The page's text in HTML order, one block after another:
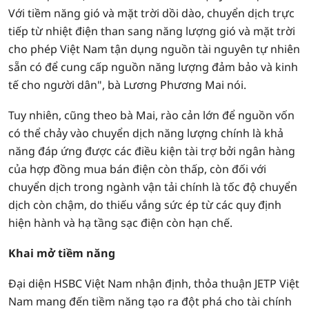
Với tiềm năng gió và mặt trời dồi dào, chuyển dịch trực
tiếp từ nhiệt điện than sang năng lượng gió và mặt trời
cho phép Việt Nam tận dụng nguồn tài nguyên tự nhiên
sẵn có để cung cấp nguồn năng lượng đảm bảo và kinh
tế cho người dân", bà Lương Phương Mai nói.
Tuy nhiên, cũng theo bà Mai, rào cản lớn để nguồn vốn
có thể chảy vào chuyển dịch năng lượng chính là khả
năng đáp ứng được các điều kiện tài trợ bởi ngân hàng
của hợp đồng mua bán điện còn thấp, còn đối với
chuyển dịch trong ngành vận tải chính là tốc độ chuyển
dịch còn chậm, do thiếu vắng sức ép từ các quy định
hiện hành và hạ tầng sạc điện còn hạn chế.
Khai mở tiềm năng
Đại diện HSBC Việt Nam nhận định, thỏa thuận JETP Việt
Nam mang đến tiềm năng tạo ra đột phá cho tài chính